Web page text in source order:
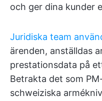
och ger dina kunder
Juridiska team
ärenden, anställdas
prestationsdata på
Betrakta det som
schweiziska